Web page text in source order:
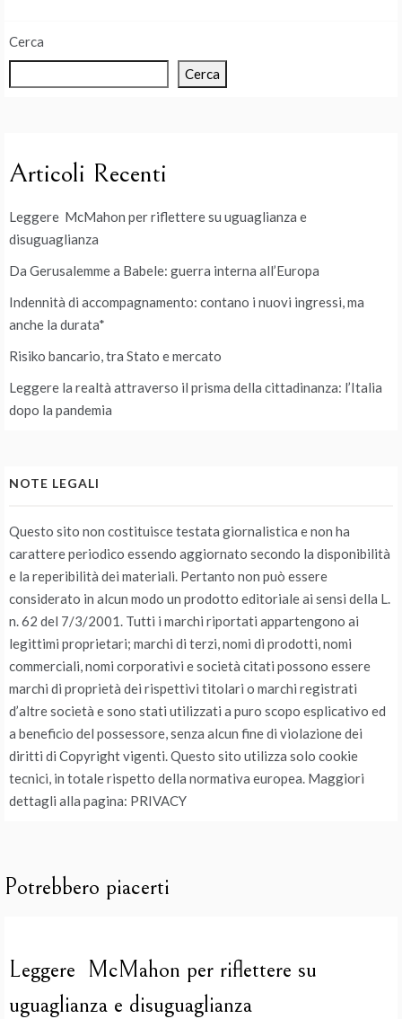
Cerca
Cerca
Articoli Recenti
Leggere McMahon per riflettere su uguaglianza e
disuguaglianza
Da Gerusalemme a Babele: guerra interna all’Europa
Indennità di accompagnamento: contano i nuovi ingressi, ma
anche la durata*
Risiko bancario, tra Stato e mercato
Leggere la realtà attraverso il prisma della cittadinanza: l’Italia
dopo la pandemia
NOTE LEGALI
Questo sito non costituisce testata giornalistica e non ha
carattere periodico essendo aggiornato secondo la disponibilità
e la reperibilità dei materiali. Pertanto non può essere
considerato in alcun modo un prodotto editoriale ai sensi della L.
n. 62 del 7/3/2001. Tutti i marchi riportati appartengono ai
legittimi proprietari; marchi di terzi, nomi di prodotti, nomi
commerciali, nomi corporativi e società citati possono essere
marchi di proprietà dei rispettivi titolari o marchi registrati
d’altre società e sono stati utilizzati a puro scopo esplicativo ed
a beneficio del possessore, senza alcun fine di violazione dei
diritti di Copyright vigenti. Questo sito utilizza solo cookie
tecnici, in totale rispetto della normativa europea. Maggiori
dettagli alla pagina: PRIVACY
Potrebbero piacerti
Leggere McMahon per riflettere su
uguaglianza e disuguaglianza